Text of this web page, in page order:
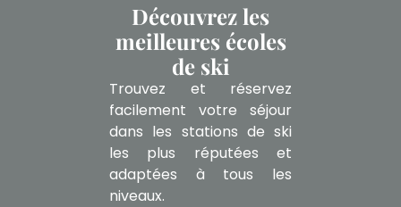
Découvrez les
meilleures écoles
de ski
Trouvez et réservez
facilement votre séjour
dans les stations de ski
les plus réputées et
adaptées à tous les
niveaux.